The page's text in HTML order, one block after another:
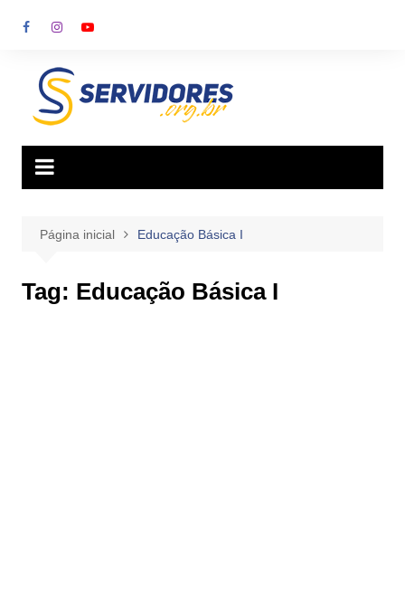
para
conteúdo
Página inicial Educação Básica I
Tag: Educação Básica I